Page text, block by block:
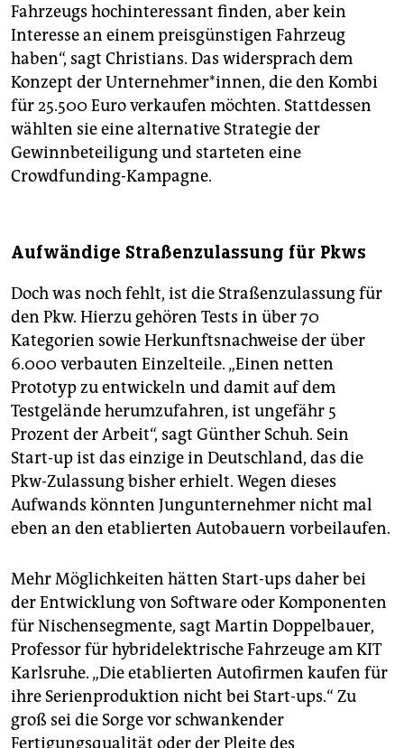
Fahrzeugs hochinteressant finden, aber kein
Interesse an einem preisgünstigen Fahrzeug
haben“, sagt Christians. Das widersprach dem
Konzept der Unternehmer*innen, die den Kombi
für 25.500 Euro verkaufen möchten. Stattdessen
wählten sie eine alternative Strategie der
Gewinnbeteiligung und starteten eine
Crowdfunding-Kampagne.
Aufwändige Straßenzulassung für Pkws
Doch was noch fehlt, ist die Straßenzulassung für
den Pkw. Hierzu gehören Tests in über 70
Kategorien sowie Herkunftsnachweise der über
6.000 verbauten Einzelteile. „Einen netten
Prototyp zu entwickeln und damit auf dem
Testgelände herumzufahren, ist ungefähr 5
Prozent der Arbeit“, sagt Günther Schuh. Sein
Start-up ist das einzige in Deutschland, das die
Pkw-Zulassung bisher erhielt. Wegen dieses
Aufwands könnten Jungunternehmer nicht mal
eben an den etablierten Autobauern vorbeilaufen.
Mehr Möglichkeiten hätten Start-ups daher bei
der Entwicklung von Software oder Komponenten
für Nischensegmente, sagt Martin Doppelbauer,
Professor für hybridelektrische Fahrzeuge am KIT
Karlsruhe. „Die etablierten Autofirmen kaufen für
ihre Serienproduktion nicht bei Start-ups.“ Zu
groß sei die Sorge vor schwankender
Fertigungsqualität oder der Pleite des